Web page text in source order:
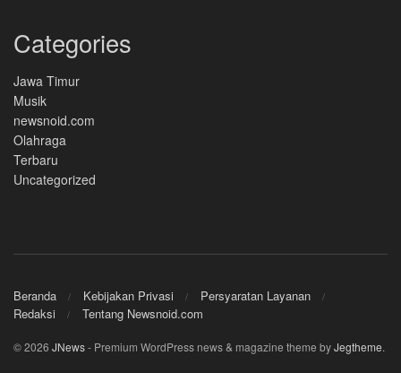
Categories
Jawa Timur
Musik
newsnoid.com
Olahraga
Terbaru
Uncategorized
Beranda Kebijakan Privasi
Persyaratan Layanan
Redaksi
Tentang Newsnoid.com
© 2026 JNews- Premium WordPress news & magazine theme byJegtheme.